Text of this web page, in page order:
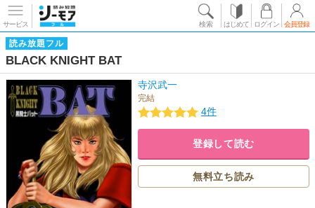
サービス 検索 はじめて ログイン 会員登録
読み放題フル
BLACK KNIGHT BAT
寺沢武一
完結
4件
登録して読む
無料立ち読み